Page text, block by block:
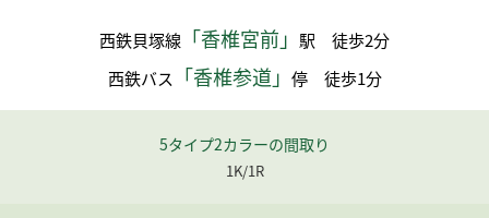
西鉄貝塚線 「香椎宮前」 駅 徒歩2分
西鉄バス
「香椎参道」 停 徒歩1分
5タイプ2カラーの間取り
1K/1R